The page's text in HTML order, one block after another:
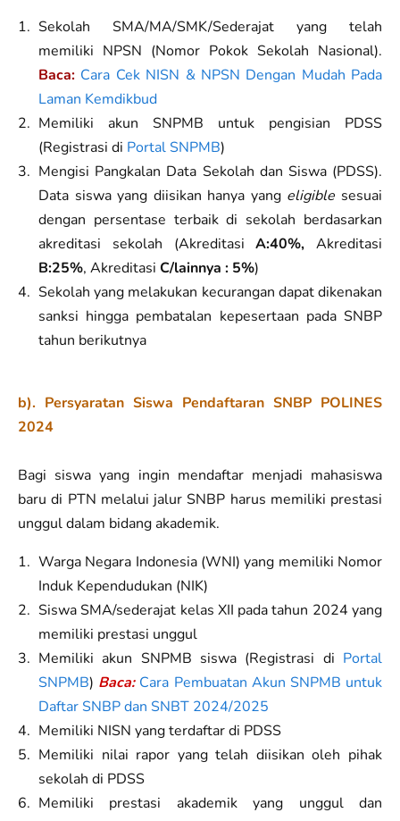
Sekolah SMA/MA/SMK/Sederajat yang telah
memiliki NPSN (Nomor Pokok Sekolah Nasional).
Baca: Cara Cek NISN & NPSN Dengan Mudah Pada
Laman Kemdikbud
Memiliki akun SNPMB untuk pengisian PDSS
(Registrasi di Portal SNPMB)
Mengisi Pangkalan Data Sekolah dan Siswa (PDSS).
Data siswa yang diisikan hanya yang eligible sesuai
dengan persentase terbaik di sekolah berdasarkan
akreditasi sekolah (AkreditasiA:40%, Akreditasi
B:25%, Akreditasi C/lainnya : 5%)
Sekolah yang melakukan kecurangan dapat dikenakan
sanksi hingga pembatalan kepesertaan pada SNBP
tahun berikutnya
b). Persyaratan Siswa Pendaftaran SNBP POLINES
2024
Bagi siswa yang ingin mendaftar menjadi mahasiswa
baru di PTN melalui jalur SNBP harus memiliki prestasi
unggul dalam bidang akademik.
Warga Negara Indonesia (WNI) yang memiliki Nomor
Induk Kependudukan (NIK)
Siswa SMA/sederajat kelas XII pada tahun 2024 yang
memiliki prestasi unggul
Memiliki akun SNPMB siswa (Registrasi di Portal
SNPMB) Baca: Cara Pembuatan Akun SNPMB untuk
Daftar SNBP dan SNBT 2024/2025
Memiliki NISN yang terdaftar di PDSS
Memiliki nilai rapor yang telah diisikan oleh pihak
sekolah di PDSS
Memiliki prestasi akademik yang unggul dan